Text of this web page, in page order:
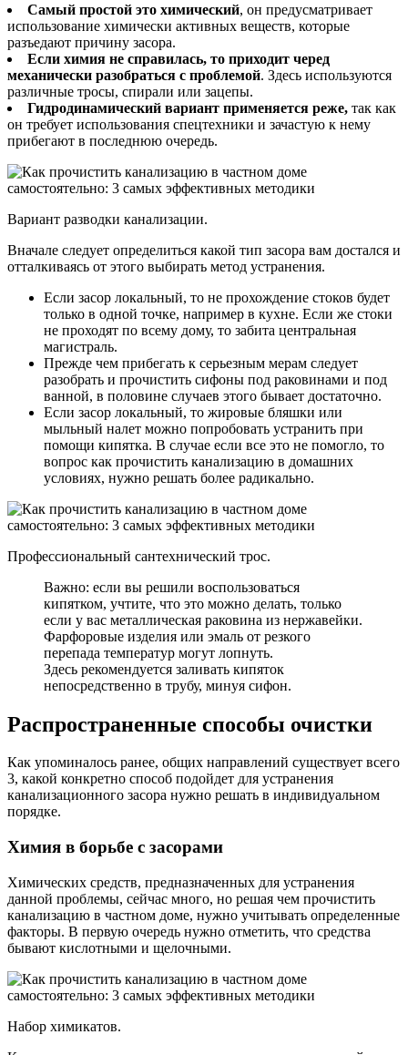
Самый простой это химический, он предусматривает
использование химически активных веществ, которые
разъедают причину засора.
Если химия не справилась, то приходит черед
механически разобраться с проблемой. Здесь используются
различные тросы, спирали или зацепы.
Гидродинамический вариант применяется реже, так как
он требует использования спецтехники и зачастую к нему
прибегают в последнюю очередь.
Вариант разводки канализации.
Вначале следует определиться какой тип засора вам достался и
отталкиваясь от этого выбирать метод устранения.
Если засор локальный, то не прохождение стоков будет
только в одной точке, например в кухне. Если же стоки
не проходят по всему дому, то забита центральная
магистраль.
Прежде чем прибегать к серьезным мерам следует
разобрать и прочистить сифоны под раковинами и под
ванной, в половине случаев этого бывает достаточно.
Если засор локальный, то жировые бляшки или
мыльный налет можно попробовать устранить при
помощи кипятка. В случае если все это не помогло, то
вопрос как прочистить канализацию в домашних
условиях, нужно решать более радикально.
Профессиональный сантехнический трос.
Важно: если вы решили воспользоваться
кипятком, учтите, что это можно делать, только
если у вас металлическая раковина из нержавейки.
Фарфоровые изделия или эмаль от резкого
перепада температур могут лопнуть.
Здесь рекомендуется заливать кипяток
непосредственно в трубу, минуя сифон.
Распространенные способы очистки
Как упоминалось ранее, общих направлений существует всего
3, какой конкретно способ подойдет для устранения
канализационного засора нужно решать в индивидуальном
порядке.
Химия в борьбе с засорами
Химических средств, предназначенных для устранения
данной проблемы, сейчас много, но решая чем прочистить
канализацию в частном доме, нужно учитывать определенные
факторы. В первую очередь нужно отметить, что средства
бывают кислотными и щелочными.
Набор химикатов.